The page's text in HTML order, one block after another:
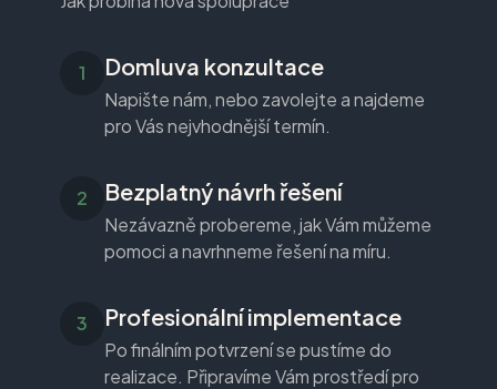
Domluva konzultace
Napište nám, nebo zavolejte a najdeme
pro Vás nejvhodnější termín.
Bezplatný návrh řešení
Nezávazně probereme, jak Vám můžeme
pomoci a navrhneme řešení na míru.
Profesionální implementace
Po finálním potvrzení se pustíme do
realizace. Připravíme Vám prostředí pro